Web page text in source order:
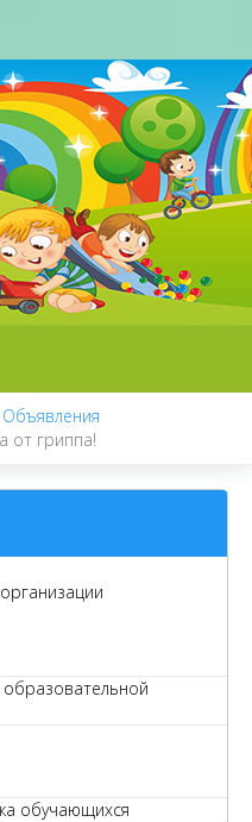
Объявления
от гриппа!
образовательной
обучающихся